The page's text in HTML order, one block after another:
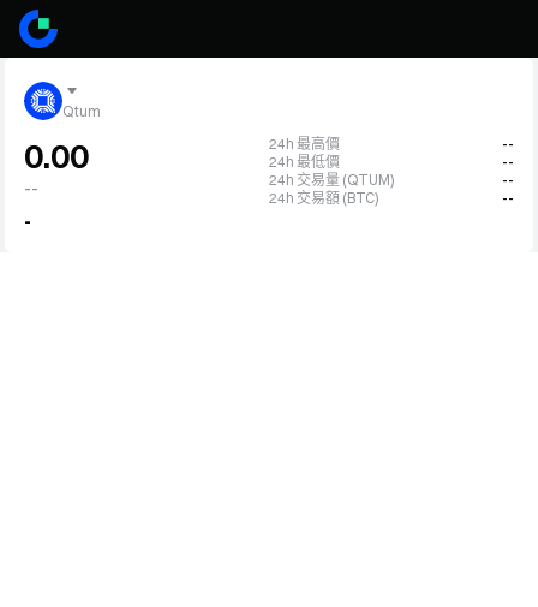
Qtum
0.00
--
-
24h 最高價
--
24h 最低價
--
24h 交易量 (QTUM)
--
24h 交易額 (BTC)
--